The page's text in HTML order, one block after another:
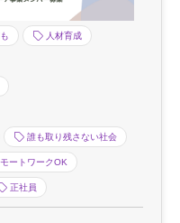
人材育成
誰も取り残さない社会
モートワークOK
正社員